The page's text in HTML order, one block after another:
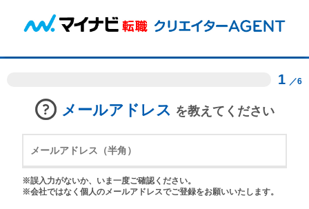
1 ／6
メールアドレス を教えてください
※誤入力がないか、いま一度ご確認ください。
※会社ではなく個人のメールアドレスでご登録をお願いいたします。